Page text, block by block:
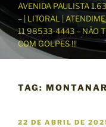
ú
d
AVENIDA PAULISTA
– | LITORAL |
11 98533-4443 – NÃO
COM GOLPES !!!
TAG:
P
22 DE ABRIL DE